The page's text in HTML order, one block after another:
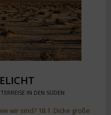
IN DEN SÜDEN
wir sind? 18.1. Dicke große